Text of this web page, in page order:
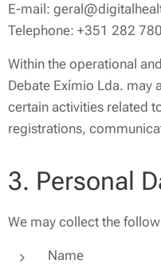
E-mail:
Telephone: +351 282
Within the operational
Debate Exímio Lda. may
certain activities related
registrations,
3. Personal
We may collect the
Name